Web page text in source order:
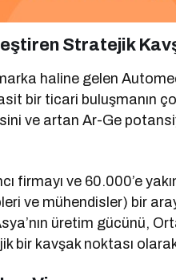
Stratejik
haline gelen
bir ticari buluşmanın
ve artan Ar-Ge
firmayı ve 60.000’e
ve mühendisler) bir
üretim gücünü,
kavşak noktası olarak